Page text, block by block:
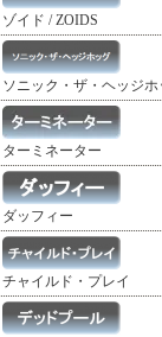
ゾイド / ZOIDS
ソニック・ザ・ヘッジホ
ターミネーター
ダッフィー
チャイルド・プレイ